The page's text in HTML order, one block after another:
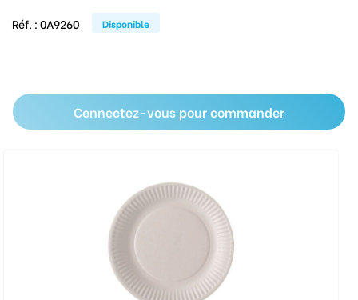
Réf. :0A9260 Disponible
Connectez-vous pour commander